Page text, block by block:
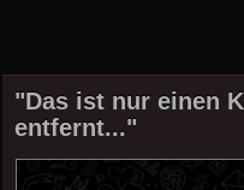
"Das ist nur einen
entfernt..."